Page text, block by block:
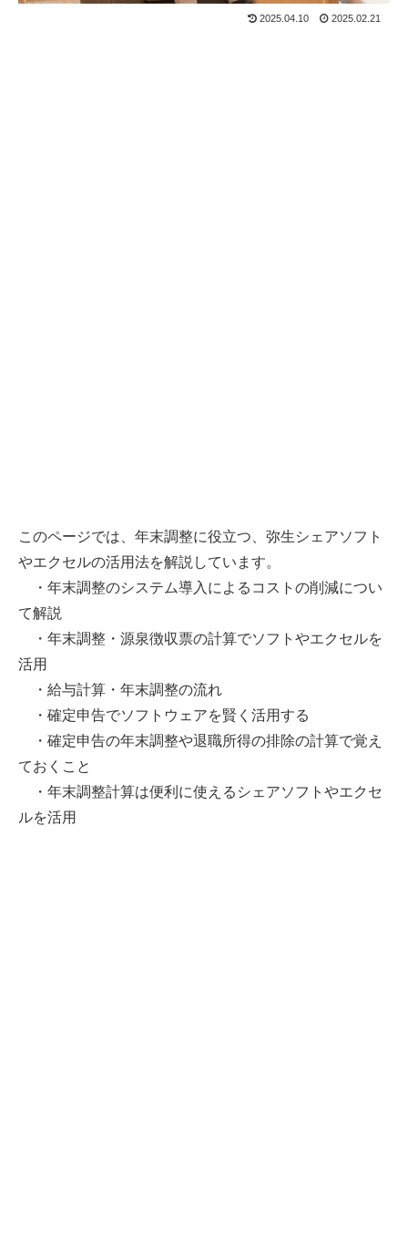
2025.04.10 2025.02.21
このページでは、年末調整に役立つ、弥生シェアソフト
やエクセルの活用法を解説しています。
・年末調整のシステム導入によるコストの削減につい
て解説
・年末調整・源泉徴収票の計算でソフトやエクセルを
活用
・給与計算・年末調整の流れ
・確定申告でソフトウェアを賢く活用する
・確定申告の年末調整や退職所得の排除の計算で覚え
ておくこと
・年末調整計算は便利に使えるシェアソフトやエクセ
ルを活用